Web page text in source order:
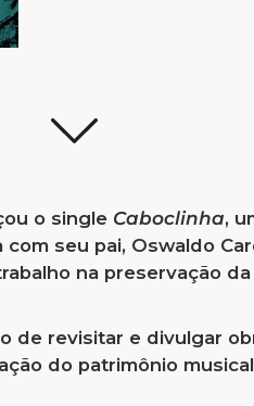
o single Caboclinha,
seu pai, Oswaldo
na preservação
de revisitar e divulgar
do patrimônio